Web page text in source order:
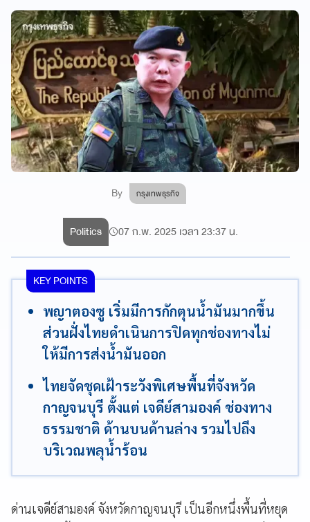
By กรุงเทพธุรกิจ
Politics 07 ก.พ. 2025 เวลา 23:37 น.
KEY POINTS
พญาตองซู เริ่มมีการกักตุนน้ำมันมากขึ้น
ส่วนฝั่งไทยดำเนินการปิดทุกช่องทางไม่
ให้มีการส่งน้ำมันออก
ไทยจัดชุดเฝ้าระวังพิเศษพื้นที่จังหวัด
กาญจนบุรี ตั้งแต่ เจดีย์สามองค์ ช่องทาง
ธรรมชาติ ด้านบนด้านล่าง รวมไปถึง
บริเวณพลุน้ำร้อน
ด่านเจดีย์สามองค์ จังหวัดกาญจนบุรี เป็นอีกหนึ่งพื้นที่หยุด